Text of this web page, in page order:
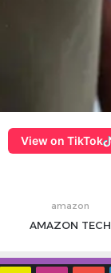
View on TikTok
amazon
AMAZON TECH